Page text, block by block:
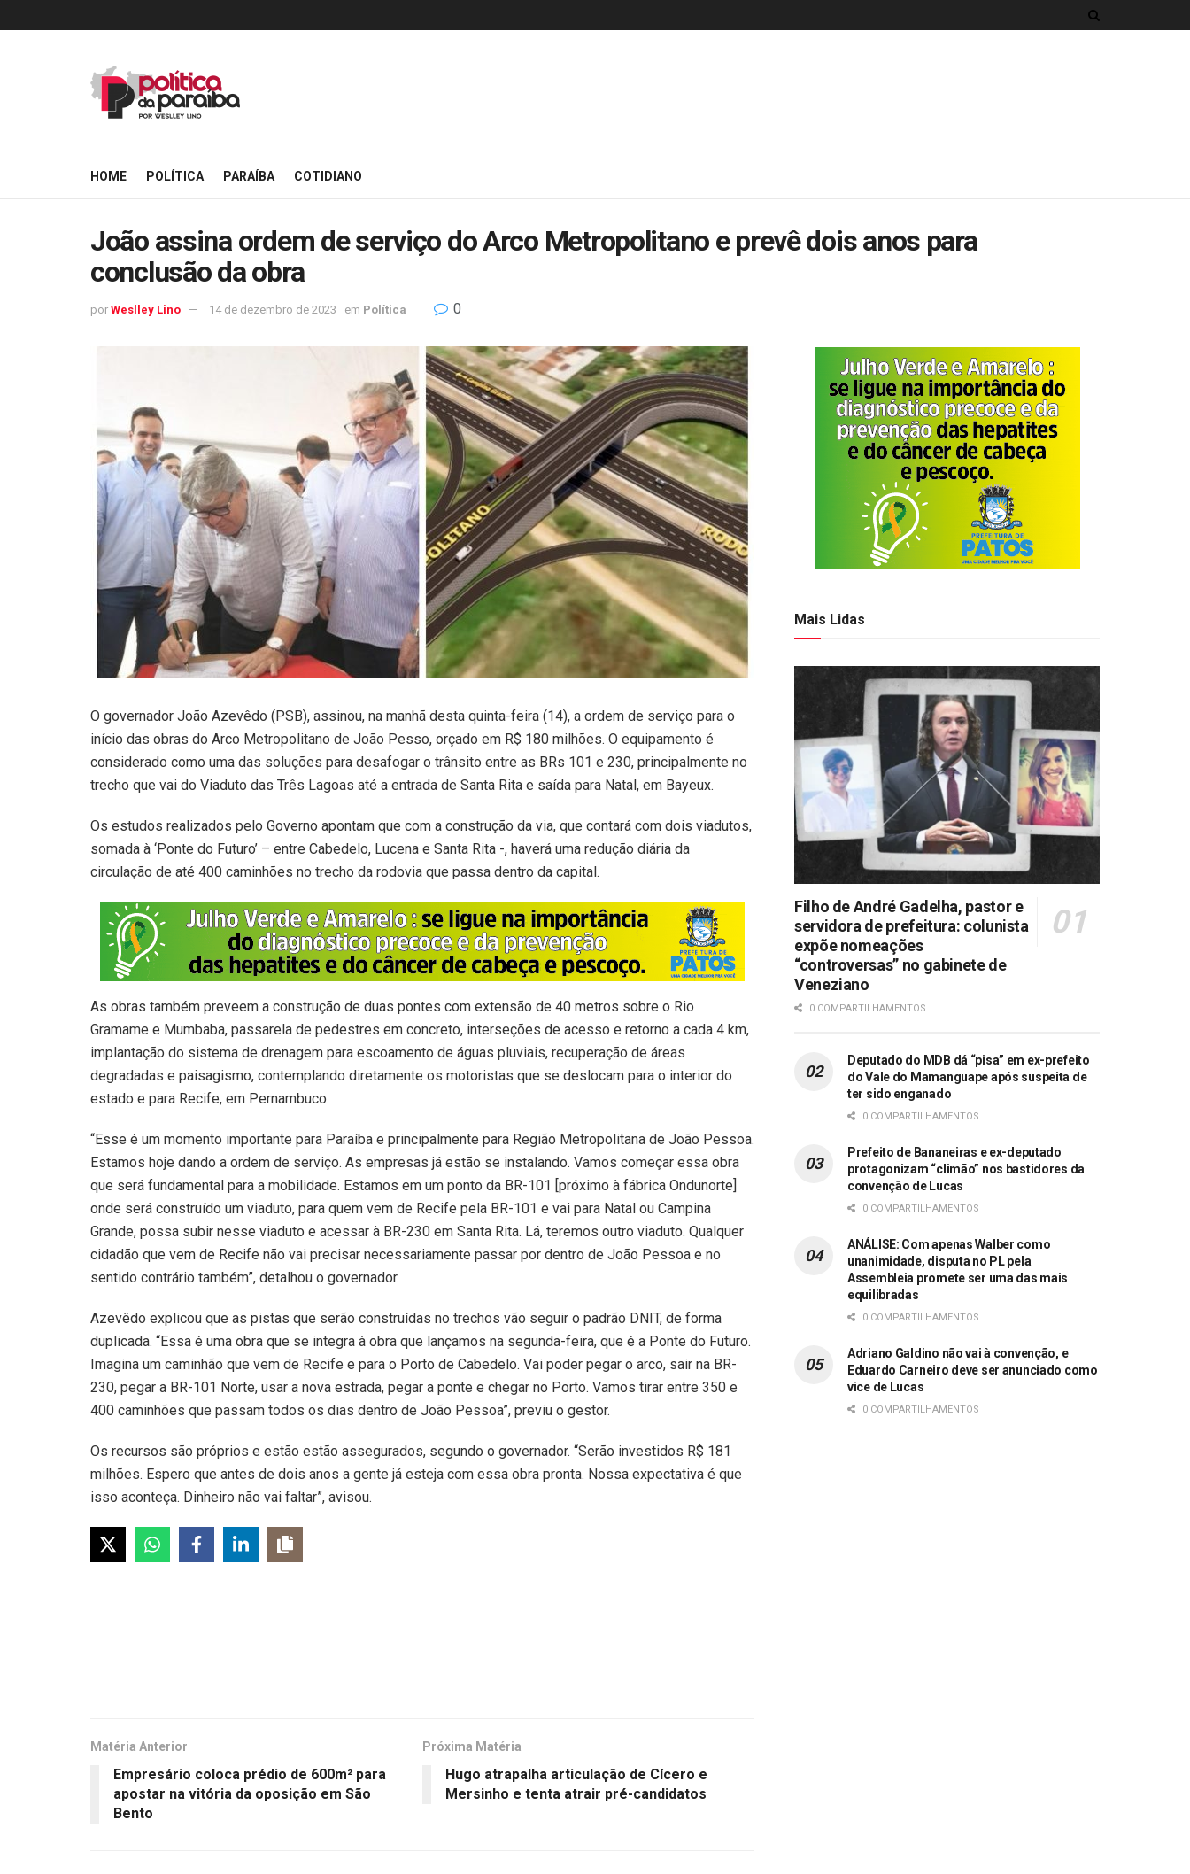
HOME POLÍTICA PARAÍBA COTIDIANO
João assina ordem de serviço do Arco Metropolitano e prevê dois anos para
conclusão da obra
por Weslley Lino 14 de dezembro de 2023 em Política 0
O governador João Azevêdo (PSB), assinou, na manhã desta quinta-feira (14), a ordem de serviço para o
início das obras do Arco Metropolitano de João Pesso, orçado em R$ 180 milhões. O equipamento é
considerado como uma das soluções para desafogar o trânsito entre as BRs 101 e 230, principalmente no
trecho que vai do Viaduto das Três Lagoas até a entrada de Santa Rita e saída para Natal, em Bayeux.
Os estudos realizados pelo Governo apontam que com a construção da via, que contará com dois viadutos,
somada à ‘Ponte do Futuro’ – entre Cabedelo, Lucena e Santa Rita -, haverá uma redução diária da
circulação de até 400 caminhões no trecho da rodovia que passa dentro da capital.
As obras também preveem a construção de duas pontes com extensão de 40 metros sobre o Rio
Gramame e Mumbaba, passarela de pedestres em concreto, interseções de acesso e retorno a cada 4 km,
implantação do sistema de drenagem para escoamento de águas pluviais, recuperação de áreas
degradadas e paisagismo, contemplando diretamente os motoristas que se deslocam para o interior do
estado e para Recife, em Pernambuco.
“Esse é um momento importante para Paraíba e principalmente para Região Metropolitana de João Pessoa.
Estamos hoje dando a ordem de serviço. As empresas já estão se instalando. Vamos começar essa obra
que será fundamental para a mobilidade. Estamos em um ponto da BR-101 [próximo à fábrica Ondunorte]
onde será construído um viaduto, para quem vem de Recife pela BR-101 e vai para Natal ou Campina
Grande, possa subir nesse viaduto e acessar à BR-230 em Santa Rita. Lá, teremos outro viaduto. Qualquer
cidadão que vem de Recife não vai precisar necessariamente passar por dentro de João Pessoa e no
sentido contrário também”, detalhou o governador.
Azevêdo explicou que as pistas que serão construídas no trechos vão seguir o padrão DNIT, de forma
duplicada. “Essa é uma obra que se integra à obra que lançamos na segunda-feira, que é a Ponte do Futuro.
Imagina um caminhão que vem de Recife e para o Porto de Cabedelo. Vai poder pegar o arco, sair na BR-
230, pegar a BR-101 Norte, usar a nova estrada, pegar a ponte e chegar no Porto. Vamos tirar entre 350 e
400 caminhões que passam todos os dias dentro de João Pessoa”, previu o gestor.
Os recursos são próprios e estão estão assegurados, segundo o governador. “Serão investidos R$ 181
milhões. Espero que antes de dois anos a gente já esteja com essa obra pronta. Nossa expectativa é que
isso aconteça. Dinheiro não vai faltar”, avisou.
Matéria Anterior
Empresário coloca prédio de 600m² para
apostar na vitória da oposição em São
Bento
Próxima Matéria
Hugo atrapalha articulação de Cícero e
Mersinho e tenta atrair pré-candidatos
Mais Lidas
Filho de André Gadelha, pastor e
servidora de prefeitura: colunista
expõe nomeações
“controversas” no gabinete de
Veneziano
0 COMPARTILHAMENTOS
Deputado do MDB dá “pisa” em ex-prefeito
do Vale do Mamanguape após suspeita de
ter sido enganado
0 COMPARTILHAMENTOS
Prefeito de Bananeiras e ex-deputado
protagonizam “climão” nos bastidores da
convenção de Lucas
0 COMPARTILHAMENTOS
ANÁLISE: Com apenas Walber como
unanimidade, disputa no PL pela
Assembleia promete ser uma das mais
equilibradas
0 COMPARTILHAMENTOS
Adriano Galdino não vai à convenção, e
Eduardo Carneiro deve ser anunciado como
vice de Lucas
0 COMPARTILHAMENTOS